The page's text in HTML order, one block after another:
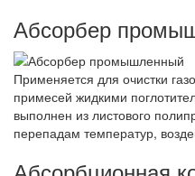
Абсорбер
Применяется для очистки
примесей жидкими
выполнен из листового
перепадам температур,